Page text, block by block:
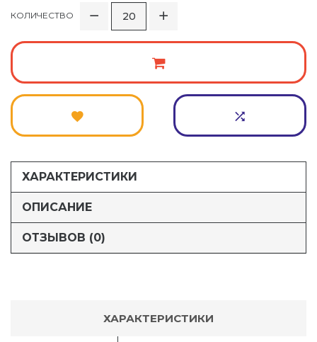
КОЛИЧЕСТВО
ХАРАКТЕРИСТИКИ
ОПИСАНИЕ
ОТЗЫВОВ (0)
ХАРАКТЕРИСТИКИ